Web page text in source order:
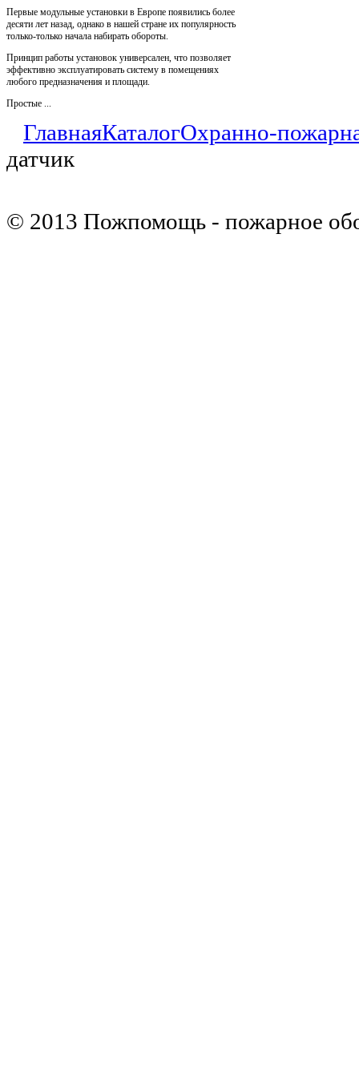
Первые модульные установки в Европе появились более
десяти лет назад, однако в нашей стране их популярность
только-только начала набирать обороты.
Принцип работы установок универсален, что позволяет
эффективно эксплуатировать систему в помещениях
любого предназначения и площади.
Простые ...
ГлавнаяКаталогОхранно-
датчик
© 2013 Пожпомощь - пожарное